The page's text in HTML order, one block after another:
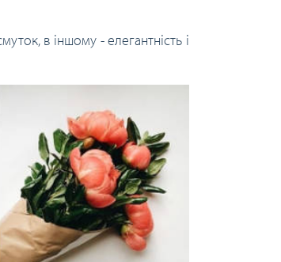
в іншому - елегантність і